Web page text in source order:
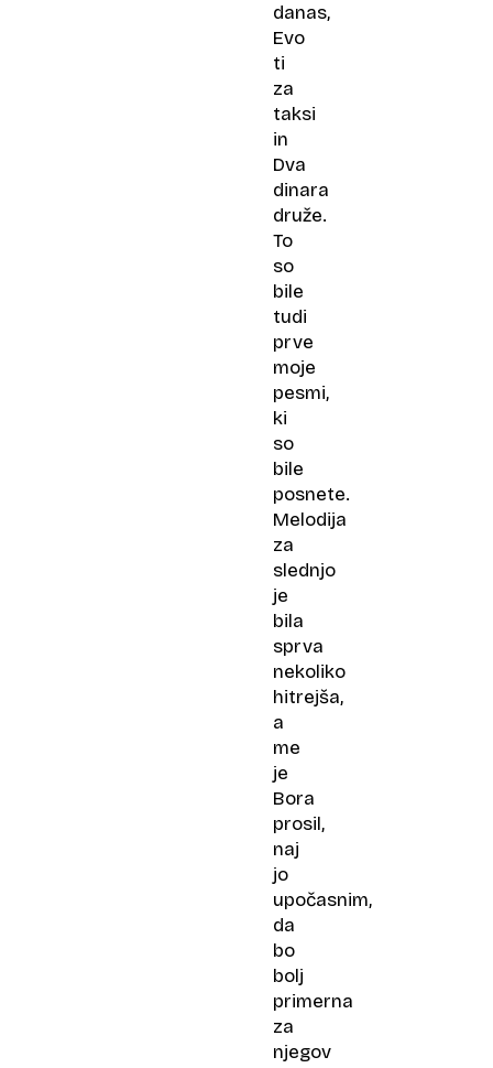
danas,
Evo
ti
za
taksi
in
Dva
dinara
druže.
To
so
bile
tudi
prve
moje
pesmi,
ki
so
bile
posnete.
Melodija
za
slednjo
je
bila
sprva
nekoliko
hitrejša,
a
me
je
Bora
prosil,
naj
jo
upočasnim,
da
bo
bolj
primerna
za
njegov